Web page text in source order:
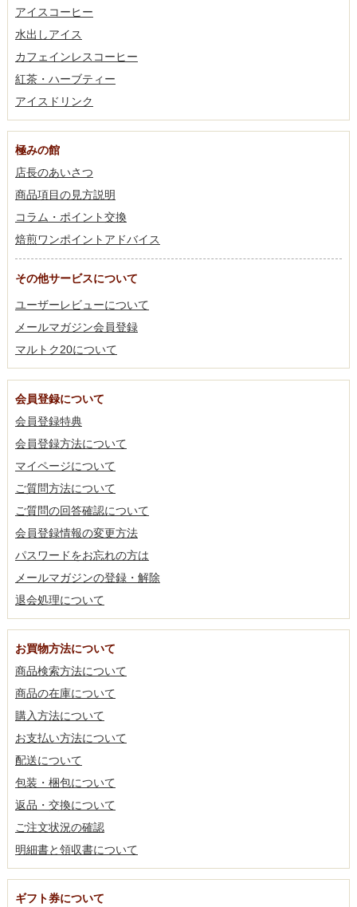
アイスコーヒー
水出しアイス
カフェインレスコーヒー
紅茶・ハーブティー
アイスドリンク
極みの館
店長のあいさつ
商品項目の見方説明
コラム・ポイント交換
焙煎ワンポイントアドバイス
その他サービスについて
ユーザーレビューについて
メールマガジン会員登録
マルトク20について
会員登録について
会員登録特典
会員登録方法について
マイページについて
ご質問方法について
ご質問の回答確認について
会員登録情報の変更方法
パスワードをお忘れの方は
メールマガジンの登録・解除
退会処理について
お買物方法について
商品検索方法について
商品の在庫について
購入方法について
お支払い方法について
配送について
包装・梱包について
返品・交換について
ご注文状況の確認
明細書と領収書について
ギフト券について